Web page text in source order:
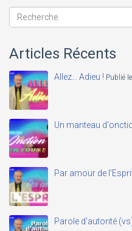
Articles Récents
Allez... Adieu ! Publié
Un manteau
Par amour de
Parole d'autorité